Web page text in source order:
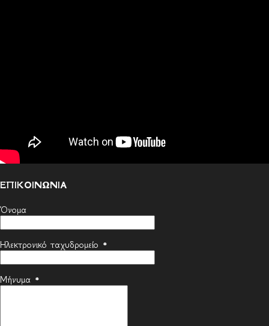
ΕΠΙΚΟΙΝΩΝΙΑ
Όνομα
Ηλεκτρονικό ταχυδρομείο *
Μήνυμα *